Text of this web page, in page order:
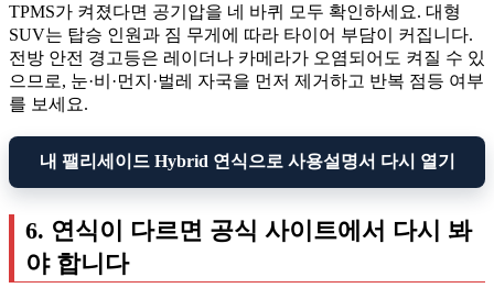
TPMS가 켜졌다면 공기압을 네 바퀴 모두 확인하세요. 대형
SUV는 탑승 인원과 짐 무게에 따라 타이어 부담이 커집니다.
전방 안전 경고등은 레이더나 카메라가 오염되어도 켜질 수 있
으므로, 눈·비·먼지·벌레 자국을 먼저 제거하고 반복 점등 여부
를 보세요.
내 팰리세이드 Hybrid 연식으로 사용설명서 다시 열기
6. 연식이 다르면 공식 사이트에서 다시 봐
야 합니다